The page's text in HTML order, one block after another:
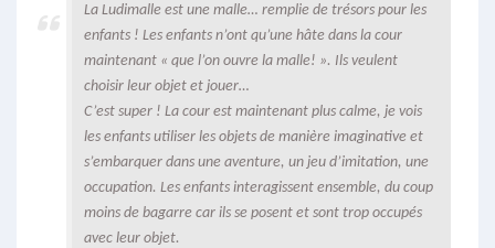
La Ludimalle est une malle… remplie de trésors pour les
enfants ! Les enfants n’ont qu’une hâte dans la cour
maintenant « que l’on ouvre la malle! ». Ils veulent
choisir leur objet et jouer…
C’est super ! La cour est maintenant plus calme, je vois
les enfants utiliser les objets de manière imaginative et
s’embarquer dans une aventure, un jeu d’imitation, une
occupation. Les enfants interagissent ensemble, du coup
moins de bagarre car ils se posent et sont trop occupés
avec leur objet.